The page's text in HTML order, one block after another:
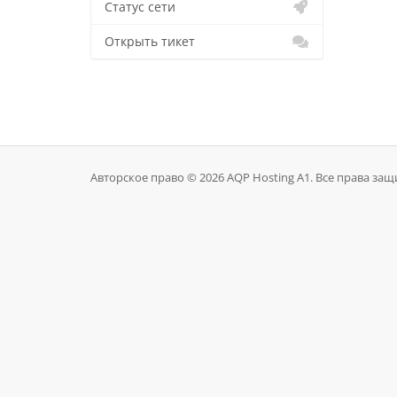
Статус сети
Открыть тикет
Авторское право © 2026 AQP Hosting A1. Все права